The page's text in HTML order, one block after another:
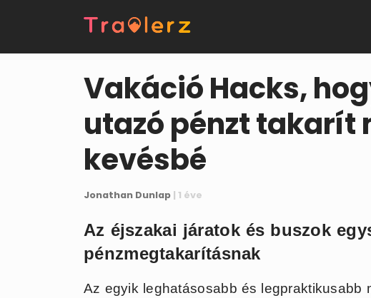
Vakáció Hacks,
utazó pénzt takarít
kevésbé
Jonathan Dunlap | 1 éve
Az éjszakai járatok és buszok
pénzmegtakarításnak
Az egyik leghatásosabb és legpraktikusabb